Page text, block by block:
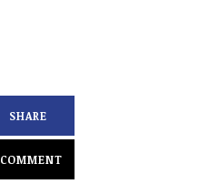
SHARE
COMMENT